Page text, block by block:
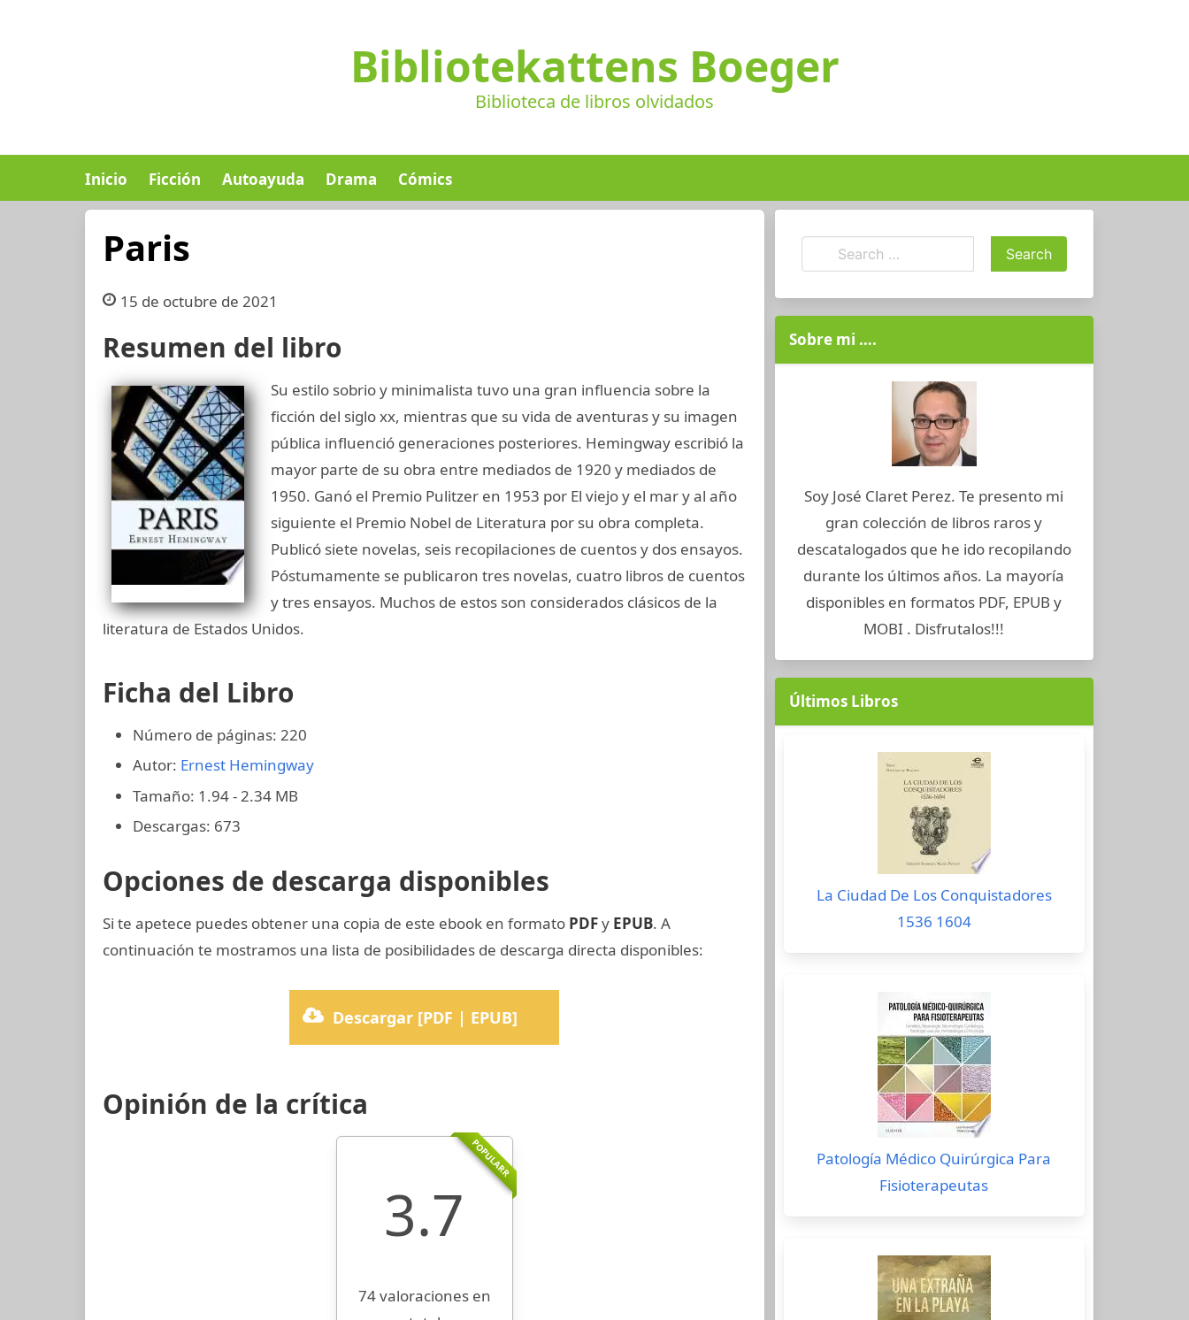
Bibliotekattens Boeger
Biblioteca de libros olvidados
Inicio Ficción Autoayuda Drama Cómics
Paris
15 de octubre de 2021
Resumen del libro
Su estilo sobrio y minimalista tuvo una gran influencia sobre la
ficción del siglo xx, mientras que su vida de aventuras y su imagen
pública influenció generaciones posteriores. Hemingway escribió la
mayor parte de su obra entre mediados de 1920 y mediados de
1950. Ganó el Premio Pulitzer en 1953 por El viejo y el mar y al año
siguiente el Premio Nobel de Literatura por su obra completa.
Publicó siete novelas, seis recopilaciones de cuentos y dos ensayos.
Póstumamente se publicaron tres novelas, cuatro libros de cuentos
y tres ensayos. Muchos de estos son considerados clásicos de la
literatura de Estados Unidos.
Ficha del Libro
Número de páginas: 220
Autor: Ernest Hemingway
Tamaño: 1.94 - 2.34 MB
Descargas: 673
Opciones de descarga disponibles
Si te apetece puedes obtener una copia de este ebook en formato PDFy EPUB. A
continuación te mostramos una lista de posibilidades de descarga directa disponibles:
Descargar [PDF | EPUB]
Opinión de la crítica
POPULARR
3.7
74 valoraciones en
Sobre mi ….
Soy José Claret Perez. Te presento mi
gran colección de libros raros y
descatalogados que he ido recopilando
durante los últimos años. La mayoría
disponibles en formatos PDF, EPUB y
MOBI . Disfrutalos!!!
Últimos Libros
La Ciudad De Los Conquistadores
1536 1604
Patología Médico Quirúrgica Para
Fisioterapeutas